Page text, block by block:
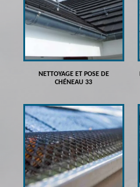
NETTOYAGE ET POSE DE
CHÉNEAU 33